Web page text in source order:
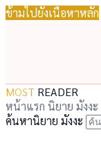
ข้ามไปยังเนื้อหาหลัก
MOST READER
หน้าแรก นิยาย มังงะ
ค้นหานิยาย มังงะ